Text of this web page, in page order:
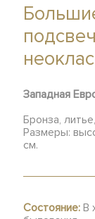
Западная
Бронза,
Размеры:
см.
Состояние: В